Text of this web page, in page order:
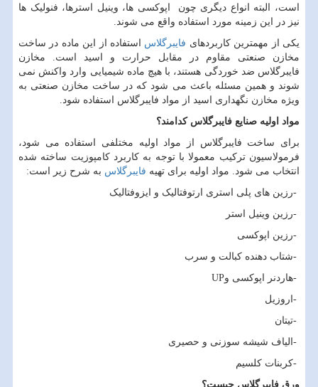
است، البته انواع دیگری چون اپوکسی ها، وینیل استرها، فنولیک ها
نیز در این زمینه مورد استفاده واقع می شوند.
یکی از مهمترین کاربردهای فایبرگلاس استفاده از این ماده در ساخت
مخازن صنعتی مقاوم در مقابل حرارت و اسید است. مخازن
فایبرگلاس ضد خوردگی هستند، با هیچ ماده شیمیایی وارد واکنش نمی
شوند و همین مسئله باعث می شود که در ساخت مخازن صنعتی به
ویژه مخازن نگهداری اسید از مواد فایبرگلاس استفاده شود.
مواد اولیه صنایع فایبرگلاس کدامند؟
برای ساخت فایبرگلاس از مواد اولیه مختلفی استفاده می شود،
فرمولاسیون ترکیب معمولا با توجه به کاربرد کامپوزیت ساخته شده
انتخاب می شود. مواد اولیه برای تهیه فایبرگلاس به شرح زیر است:
-رزین های پلی ‏استری ارتوفتالیک و ایزوفتالیک
-رزین وینیل استر
-رزین اپوکسی
-شتاب دهنده کبالت و سرب
-هاردنر اپوکسی وUP
-اروزیل
-تیتان
-الیاف شیشه سوزنی و حصیری
-کربنات کلسیم
ورق فایبرگلاس چیست؟